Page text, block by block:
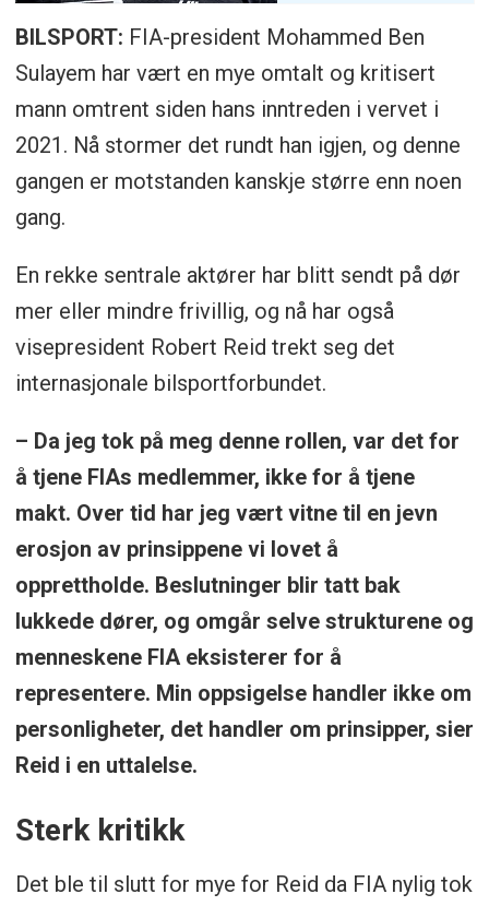
BILSPORT: FIA-president Mohammed Ben
Sulayem har vært en mye omtalt og kritisert
mann omtrent siden hans inntreden i vervet i
2021. Nå stormer det rundt han igjen, og denne
gangen er motstanden kanskje større enn noen
gang.
En rekke sentrale aktører har blitt sendt på dør
mer eller mindre frivillig, og nå har også
visepresident Robert Reid trekt seg det
internasjonale bilsportforbundet.
– Da jeg tok på meg denne rollen, var det for
å tjene FIAs medlemmer, ikke for å tjene
makt. Over tid har jeg vært vitne til en jevn
erosjon av prinsippene vi lovet å
opprettholde. Beslutninger blir tatt bak
lukkede dører, og omgår selve strukturene og
menneskene FIA eksisterer for å
representere. Min oppsigelse handler ikke om
personligheter, det handler om prinsipper, sier
Reid i en uttalelse.
Sterk kritikk
Det ble til slutt for mye for Reid da FIA nylig tok